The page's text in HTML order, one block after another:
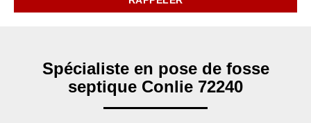
Spécialiste en pose de fosse
septique Conlie 72240